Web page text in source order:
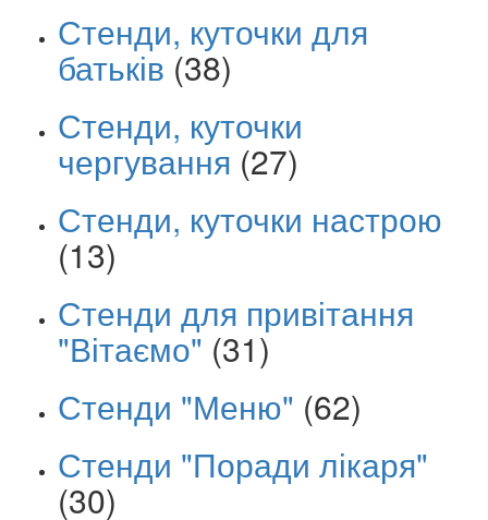
Стенди, куточки для
батьків (38)
Стенди, куточки
чергування (27)
Стенди, куточки настрою
(13)
Стенди для привітання
"Вітаємо" (31)
Стенди "Меню" (62)
Стенди "Поради лікаря"
(30)